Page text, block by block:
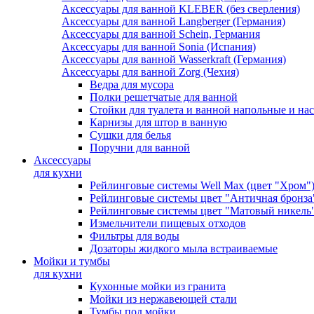
Аксессуары для ванной KLEBER (без сверления)
Аксессуары для ванной Langberger (Германия)
Аксессуары для ванной Schein, Германия
Аксессуары для ванной Sonia (Испания)
Аксессуары для ванной Wasserkraft (Германия)
Аксессуары для ванной Zorg (Чехия)
Ведра для мусора
Полки решетчатые для ванной
Стойки для туалета и ванной напольные и
Карнизы для штор в ванную
Сушки для белья
Поручни для ванной
Аксессуары
для кухни
Рейлинговые системы Well Max (цвет "Хром")
Рейлинговые системы цвет "Античная
Рейлинговые системы цвет "Матовый
Измельчители пищевых отходов
Фильтры для воды
Дозаторы жидкого мыла встраиваемые
Мойки и тумбы
для кухни
Кухонные мойки из гранита
Мойки из нержавеющей стали
Тумбы под мойки